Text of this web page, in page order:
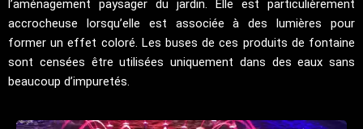
l’aménagement paysager du jardin. Elle est particulièrement
accrocheuse lorsqu’elle est associée à des lumières pour
former un effet coloré. Les buses de ces produits de fontaine
sont censées être utilisées uniquement dans des eaux sans
beaucoup d’impuretés.